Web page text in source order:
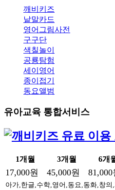
깨비키즈
낱말카드
영어그림사전
구구단
색칠놀이
공룡탐험
세이영어
종이접기
동요앨범
유아교육 통합서비스
1개월 3개월 6개
17,000원 45,000원 81,000
아가,한글,수학,영어,동요,동화,창